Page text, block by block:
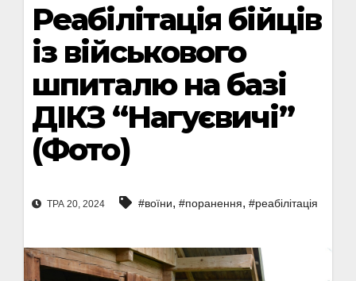
Реабілітація бійців
із військового
шпиталю на базі
ДІКЗ “Нагуєвичі”
(Фото)
ТРА 20, 2024 #воїни, #поранення, #реабілітація